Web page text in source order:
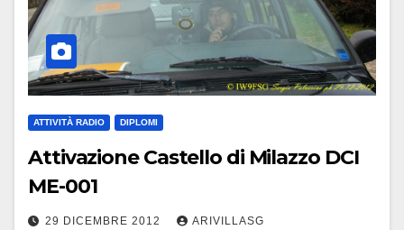
ATTIVITÀ RADIO DIPLOMI
Attivazione Castello di Milazzo DCI
ME-001
29 DICEMBRE 2012 ARIVILLASG